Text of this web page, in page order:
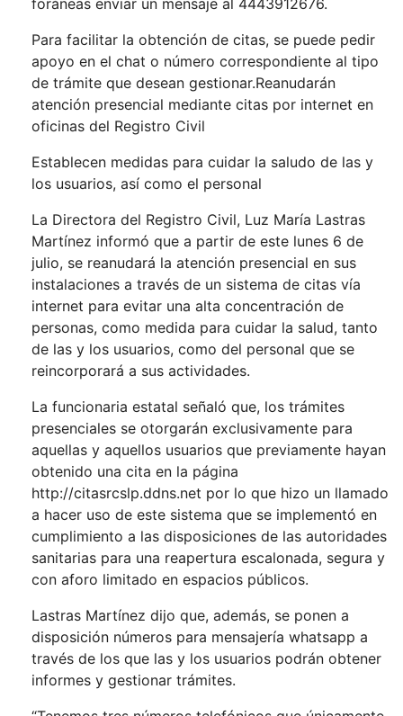
foráneas enviar un mensaje al 4443912676.
Para facilitar la obtención de citas, se puede pedir
apoyo en el chat o número correspondiente al tipo
de trámite que desean gestionar.Reanudarán
atención presencial mediante citas por internet en
oficinas del Registro Civil
Establecen medidas para cuidar la saludo de las y
los usuarios, así como el personal
La Directora del Registro Civil, Luz María Lastras
Martínez informó que a partir de este lunes 6 de
julio, se reanudará la atención presencial en sus
instalaciones a través de un sistema de citas vía
internet para evitar una alta concentración de
personas, como medida para cuidar la salud, tanto
de las y los usuarios, como del personal que se
reincorporará a sus actividades.
La funcionaria estatal señaló que, los trámites
presenciales se otorgarán exclusivamente para
aquellas y aquellos usuarios que previamente hayan
obtenido una cita en la página
http://citasrcslp.ddns.net por lo que hizo un llamado
a hacer uso de este sistema que se implementó en
cumplimiento a las disposiciones de las autoridades
sanitarias para una reapertura escalonada, segura y
con aforo limitado en espacios públicos.
Lastras Martínez dijo que, además, se ponen a
disposición números para mensajería whatsapp a
través de los que las y los usuarios podrán obtener
informes y gestionar trámites.